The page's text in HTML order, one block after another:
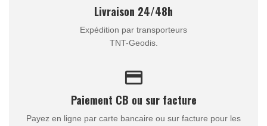
Livraison 24/48h
Expédition par transporteurs
TNT-Geodis.
credit_card
Paiement CB ou sur facture
Payez en ligne par carte bancaire ou sur facture pour les